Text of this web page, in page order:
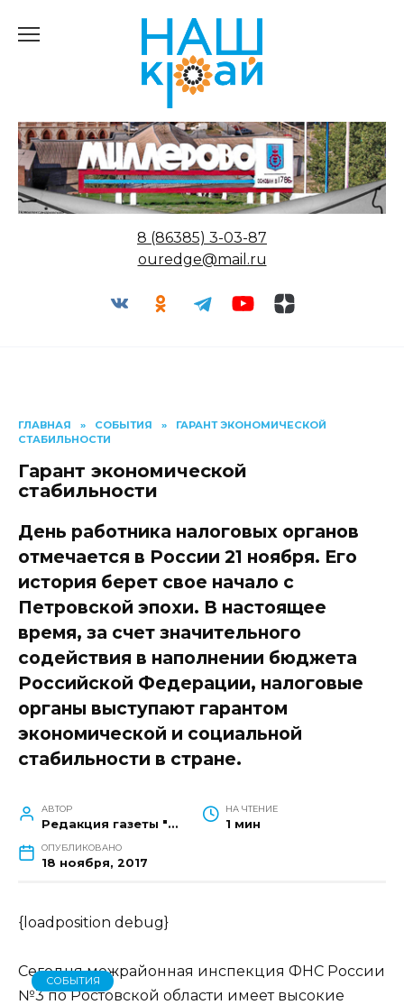
8 (86385) 3-03-87
ouredge@mail.ru
ГЛАВНАЯ » СОБЫТИЯ »
ГАРАНТ ЭКОНОМИЧЕСКОЙ
СТАБИЛЬНОСТИ
Гарант экономической
стабильности
День работника налоговых органов
отмечается в России 21 ноября. Его
история берет свое начало с
Петровской эпохи. В настоящее
время, за счет значительного
содействия в наполнении бюджета
Российской Федерации, налоговые
органы выступают гарантом
экономической и социальной
стабильности в стране.
АВТОР
Редакция газеты "Наш край"
НА ЧТЕНИЕ
1 мин
ОПУБЛИКОВАНО
18 ноября, 2017
{loadposition debug}
СОБЫТИЯ
Сегодня межрайонная инспекция ФНС России
№3 по Ростовской области имеет высокие